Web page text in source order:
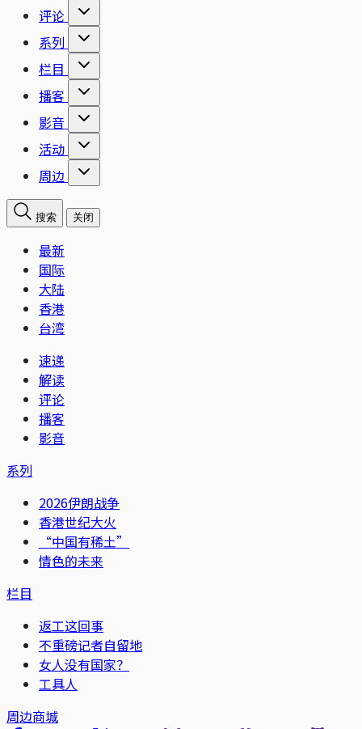
评论
系列
栏目
播客
影音
活动
周边
搜索 关闭
最新
国际
大陆
香港
台湾
速递
解读
评论
播客
影音
系列
2026伊朗战争
香港世纪大火
“中国有稀土”
情色的未来
栏目
返工这回事
不重磅记者自留地
女人没有国家？
工具人
周边商城